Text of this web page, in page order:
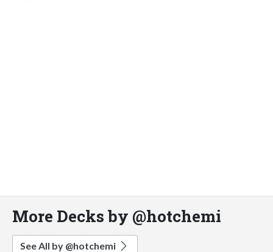
More Decks by @hotchemi
See All by @hotchemi